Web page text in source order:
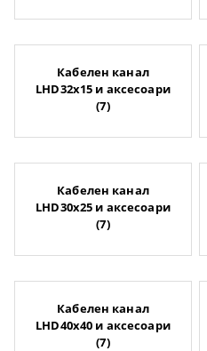
Кабелен канал
LHD32x15 и аксесоари
(7)
Кабелен канал
LHD30x25 и аксесоари
(7)
Кабелен канал
LHD40x40 и аксесоари
(7)